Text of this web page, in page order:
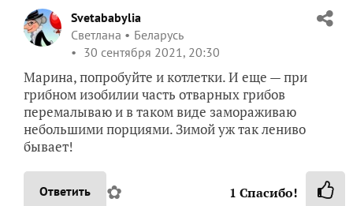
Svetababylia
Светлана
Беларусь
30 сентября 2021, 20:30
Марина, попробуйте и котлетки. И еще — при
грибном изобилии часть отварных грибов
перемалываю и в таком виде замораживаю
небольшими порциями. Зимой уж так лениво
бывает!
Ответить ✿ 1 Спасибо!